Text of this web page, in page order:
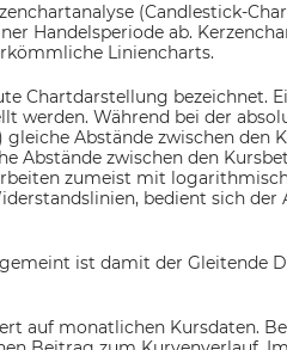
(Candlestick-
Handelsperiode ab.
Liniencharts.
Chartdarstellung bezeichnet.
werden. Während bei der
Abstände zwischen den
Abstände zwischen den
zumeist mit
bedient sich der
ist damit der Gleitende
auf monatlichen Kursdaten.